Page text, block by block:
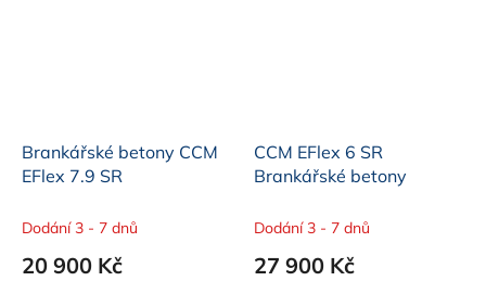
Brankářské betony CCM
EFlex 7.9 SR
Dodání 3 - 7 dnů
20 900 Kč
CCM EFlex 6 SR
Brankářské betony
Dodání 3 - 7 dnů
27 900 Kč